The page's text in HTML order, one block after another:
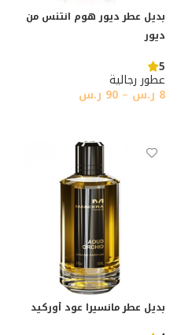
بديل عطر ديور هوم انتنس من
ديور
5
عطور رجالية
8 ر.س –
90 ر.س
بديل عطر مانسيرا عود أوركيد